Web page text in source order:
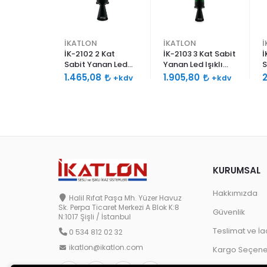
İKATLON
İK-2102 2 Kat
Sabit Yanan Led
Işıklı Siren 120db
1.465,08 +kdv
İKATLON
İK-2103 3 Kat Sabit
Yanan Led Işıklı
Siren 120db Çift
1.905,80 +kdv
Halil Rıfat Paşa Mh. Yüzer Havuz
Sk. Perpa Ticaret Merkezi A Blok K:8
N:1017 Şişli / İstanbul
0 534 812 02 32
ikatlon@ikatlon.com
KURUMSAL
Hakkımızda
Güvenlik
Teslimat ve
Kargo